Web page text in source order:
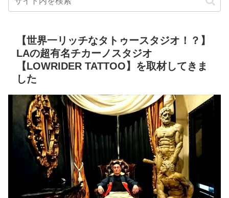
【世界一リッチなタトゥースタジオ！？】
LAの超有名チカーノスタジオ
【LOWRIDER TATTOO】を取材してきま
した